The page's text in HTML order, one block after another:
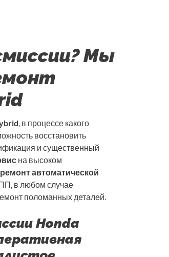
Мы
, в процессе какого
восстановить
и существенный
на высоком
ремонт автоматической
в любом случае
поломанных деталей.
Honda